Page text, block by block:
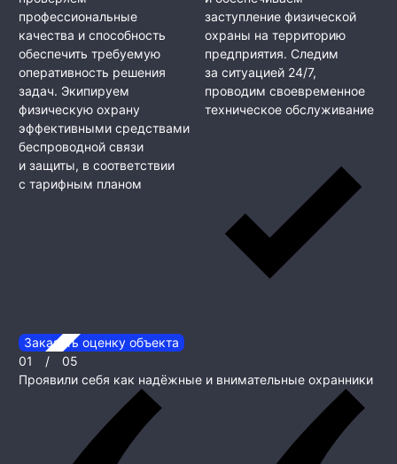
профессиональные
качества и способность
обеспечить требуемую
оперативность решения
задач. Экипируем
физическую охрану
эффективными средствами
беспроводной связи
и защиты, в соответствии
с тарифным планом
заступление физической
охраны на территорию
предприятия. Следим
за ситуацией 24/7,
проводим своевременное
техническое обслуживание
Заказать оценку объекта
01
/
05
Проявили себя как надёжные и внимательные охранники